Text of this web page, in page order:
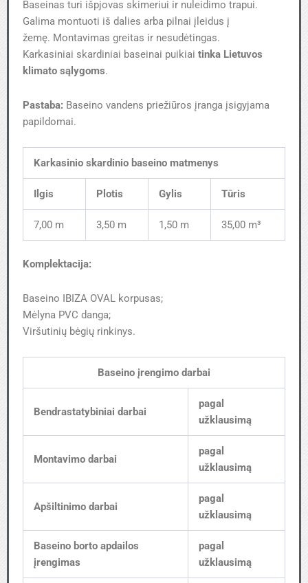
Baseinas turi išpjovas skimeriui ir nuleidimo trapui.
Galima montuoti iš dalies arba pilnai įleidus į
žemę. Montavimas greitas ir nesudėtingas.
Karkasiniai skardiniai baseinai puikiai tinka Lietuvos
klimato sąlygoms.
Pastaba: Baseino vandens priežiūros įranga įsigyjama
papildomai.
Karkasinio skardinio baseino matmenys
Ilgis Plotis Gylis Tūris
7,00 m 3,50 m 1,50 m 35,00 m³
Komplektacija:
Baseino IBIZA OVAL korpusas;
Mėlyna PVC danga;
Viršutinių bėgių rinkinys.
Baseino įrengimo darbai
Bendrastatybiniai darbai
pagal
užklausimą
Montavimo darbai
pagal
užklausimą
Apšiltinimo darbai
pagal
užklausimą
Baseino borto apdailos
įrengimas
pagal
užklausimą